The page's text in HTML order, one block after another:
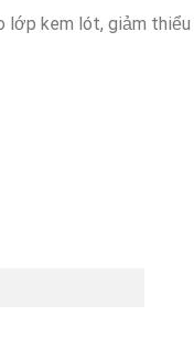
lớp kem lót, giảm